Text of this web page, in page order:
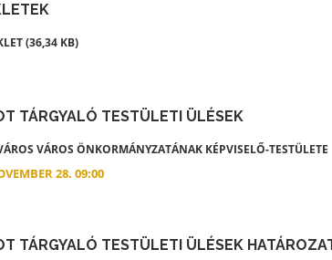
(36,34 KB)
TÁRGYALÓ TESTÜLETI ÜLÉSEK
VÁROS ÖNKORMÁNYZATÁNAK KÉPVISELŐ-TESTÜLETE
28. 09:00
TÁRGYALÓ TESTÜLETI ÜLÉSEK